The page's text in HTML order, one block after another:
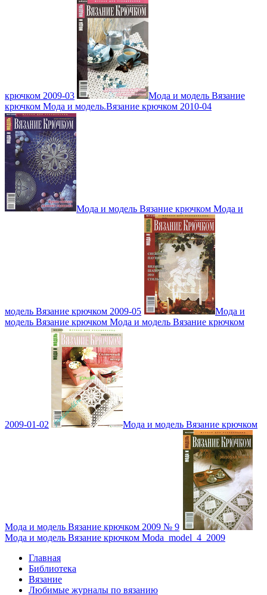
крючком 2009-03
Мода и модель Вязание
крючком Мода и модель.Вязание крючком 2010-04
Мода и модель Вязание крючком Мода и
модель Вязание крючком 2009-05
Мода и
модель Вязание крючком Мода и модель Вязание крючком
2009-01-02 Мода и модель Вязание крючком
Мода и модель Вязание крючком 2009 № 9
Мода и модель Вязание крючком Moda_model_4_2009
Главная
Библиотека
Вязание
Любимые журналы по вязанию